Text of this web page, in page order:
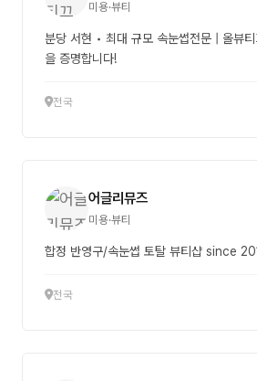
미용·뷰티
분당 서현 • 최대 규모 속눈썹전문 | 올뷰
을 증명합니다!
전국
어글리뮤즈
미용·뷰티
합정 반영구/속눈썹 토탈 뷰티샵 since
전국